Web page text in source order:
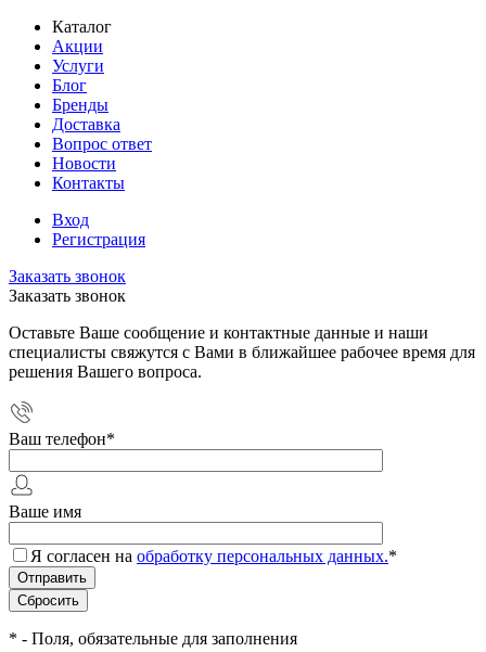
Каталог
Акции
Услуги
Блог
Бренды
Доставка
Вопрос ответ
Новости
Контакты
Вход
Регистрация
Заказать звонок
Заказать звонок
Оставьте Ваше сообщение и контактные данные и наши
специалисты свяжутся с Вами в ближайшее рабочее время для
решения Вашего вопроса.
Ваш телефон*
Ваше имя
Я согласен на обработку персональных данных.*
* - Поля, обязательные для заполнения